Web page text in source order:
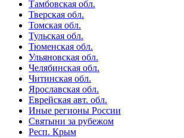
Тамбовская обл.
Тверская обл.
Томская обл.
Тульская обл.
Тюменская обл.
Ульяновская обл.
Челябинская обл.
Читинская обл.
Ярославская обл.
Еврейская авт. обл.
Иные регионы России
Святыни за рубежом
Респ. Крым